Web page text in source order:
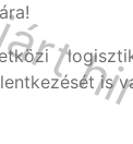
is